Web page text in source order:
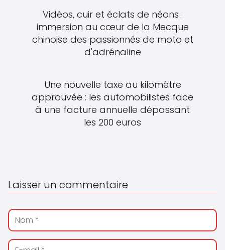
Vidéos, cuir et éclats de néons :
immersion au cœur de la Mecque
chinoise des passionnés de moto et
d'adrénaline
Une nouvelle taxe au kilomètre
approuvée : les automobilistes face
à une facture annuelle dépassant
les 200 euros
Laisser un commentaire